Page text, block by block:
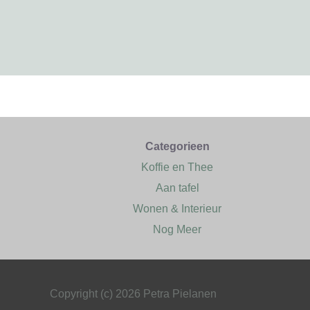
Categorieen
Koffie en Thee
Aan tafel
Wonen & Interieur
Nog Meer
Copyright (c) 2026 Petra Pielanen